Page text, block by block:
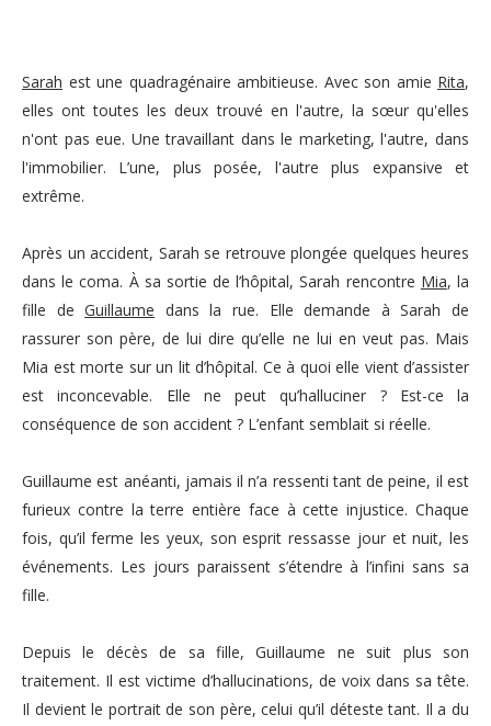
Sarah est une quadragénaire ambitieuse. Avec son amie Rita,
elles ont toutes les deux trouvé en l'autre, la sœur qu'elles
n'ont pas eue. Une travaillant dans le marketing, l'autre, dans
l'immobilier. L’une, plus posée, l'autre plus expansive et
extrême.
Après un accident, Sarah se retrouve plongée quelques heures
dans le coma. À sa sortie de l’hôpital, Sarah rencontre Mia, la
fille deGuillaume dans la rue. Elle demande à Sarah de
rassurer son père, de lui dire qu’elle ne lui en veut pas. Mais
Mia est morte sur un lit d’hôpital. Ce à quoi elle vient d’assister
est inconcevable. Elle ne peut qu’halluciner ? Est-ce la
conséquence de son accident ? L’enfant semblait si réelle.
Guillaume est anéanti, jamais il n’a ressenti tant de peine, il est
furieux contre la terre entière face à cette injustice. Chaque
fois, qu’il ferme les yeux, son esprit ressasse jour et nuit, les
événements. Les jours paraissent s’étendre à l’infini sans sa
fille.
Depuis le décès de sa fille, Guillaume ne suit plus son
traitement. Il est victime d’hallucinations, de voix dans sa tête.
Il devient le portrait de son père, celui qu’il déteste tant. Il a du